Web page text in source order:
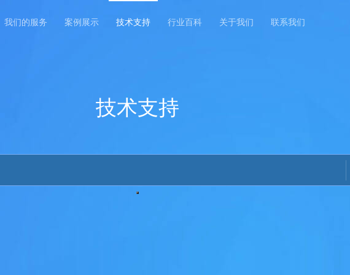
我们的服务 案例展示 技术支持 行业百科 关于我们 联系我们
技术支持